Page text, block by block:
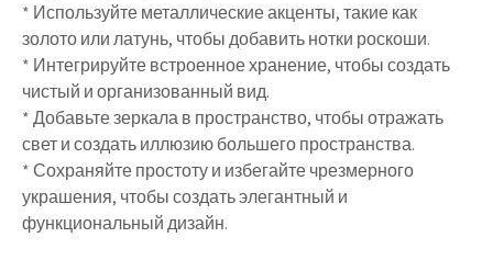
* Используйте металлические акценты, такие как
золото или латунь, чтобы добавить нотки роскоши.
* Интегрируйте встроенное хранение, чтобы создать
чистый и организованный вид.
* Добавьте зеркала в пространство, чтобы отражать
свет и создать иллюзию большего пространства.
* Сохраняйте простоту и избегайте чрезмерного
украшения, чтобы создать элегантный и
функциональный дизайн.